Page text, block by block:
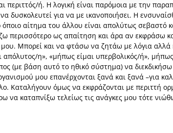
περιττός/ή. Η λογική είναι παρόμοια με την
δυσκολευτεί για να με ικανοποιήσει. Η
αίτημα του άλλου είναι απολύτως σεβαστό
περισσότερο ως απαίτηση και άρα αν εκφράσω
Μπορεί και να φτάσω να ζητάω με λόγια αλλά
η», «μήπως είμαι υπερβολικός/ή», μήπως
(με βάση αυτό το ηθικό σύστημα) να διεκδικήσω
μου επανέρχονται ξανά και ξανά –για
Καταλήγουν όμως να εκφράζονται με περιττή
να καταπνίξω τελείως τις ανάγκες μου τότε